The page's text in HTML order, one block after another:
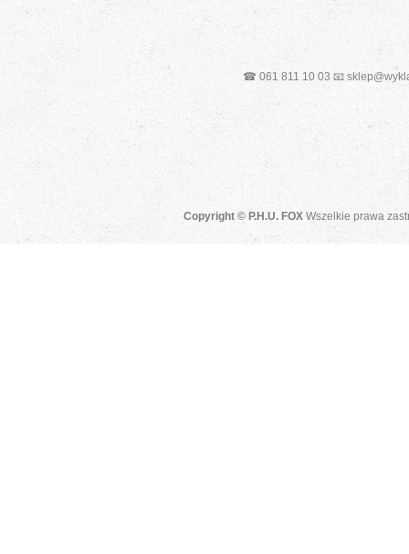
☎ 061 811 10 03 📧
Copyright © P.H.U. FOX Wszelkie prawa